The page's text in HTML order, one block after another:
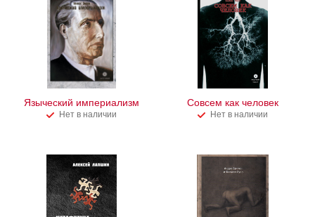
Языческий империализм
Нет в наличии
Совсем как человек
Нет в наличии